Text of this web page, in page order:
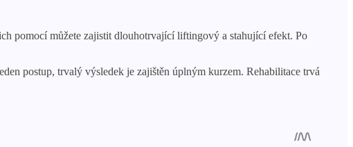
pomocí můžete zajistit dlouhotrvající liftingový a stahující efekt. Po
postup, trvalý výsledek je zajištěn úplným kurzem. Rehabilitace trvá